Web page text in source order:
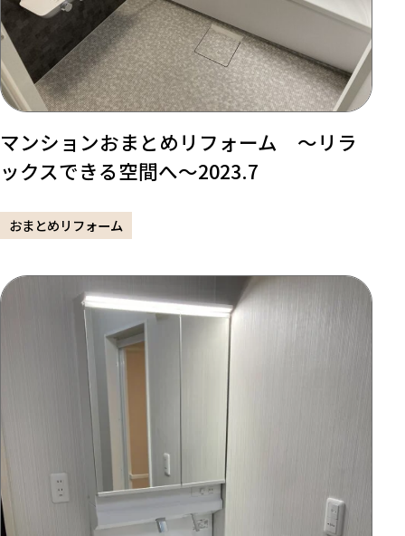
マンションおまとめリフォーム ～リラ
ックスできる空間へ～2023.7
おまとめリフォーム